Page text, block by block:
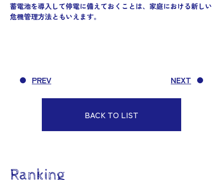
蓄電池を導入して停電に備えておくことは、家庭における新しい
危機管理方法ともいえます。
PREV NEXT
BACK TO LIST
Ranking